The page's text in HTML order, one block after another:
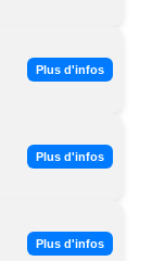
Plus d'infos
Plus d'infos
Plus d'infos